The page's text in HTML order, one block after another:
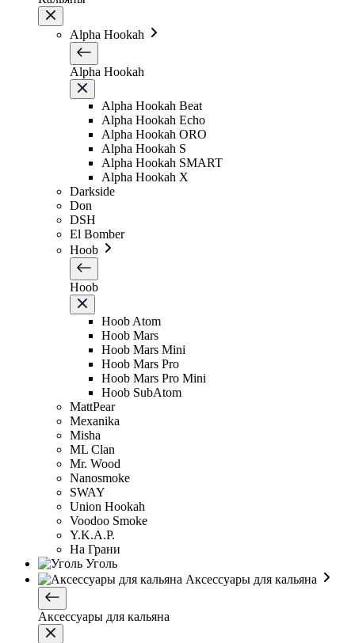
Alpha Hookah
Alpha Hookah
Alpha Hookah Beat
Alpha Hookah Echo
Alpha Hookah ORO
Alpha Hookah S
Alpha Hookah SMART
Alpha Hookah X
Darkside
Don
DSH
El Bomber
Hoob
Hoob
Hoob Atom
Hoob Mars
Hoob Mars Mini
Hoob Mars Pro
Hoob Mars Pro Mini
Hoob SubAtom
MattPear
Mexanika
Misha
ML Clan
Mr. Wood
Nanosmoke
SWAY
Union Hookah
Voodoo Smoke
Y.K.A.P.
На Грани
Уголь
Аксессуары для кальяна
Аксессуары для кальяна